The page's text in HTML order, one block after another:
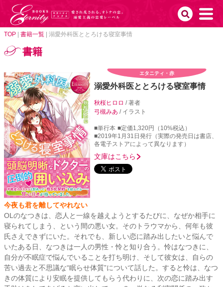
TOP 書籍一覧 溺愛外科医ととろける寝室事情
書籍
エタニティ・赤
溺愛外科医ととろける寝室事情
秋桜ヒロロ/ 著者
弓槻みあ / イラスト
■単行本 ■定価1,320円（10%税込）
■2019年1月31日発行（実際の発売日は書店、
各電子ストアによって異なります）
文庫はこちら
今夜も君を離してやれない
OLのなつきは、恋人と一線を越えようとするたびに、なぜか相手に
寝られてしまう、という間の悪い女。そのトラウマから、何年も彼
氏さえできずにいた。それでも、新しい恋に踏み出したいと悩んで
いたある日、なつきは一人の男性・怜と知り合う。怜はなつきに、
自分が不眠症で悩んでいることを打ち明け、そして彼女は、自らの
苦い過去と不思議な“眠らせ体質”について話した。すると怜は、なつ
きの体質により安眠を提供してもらう代わりに、次の恋に踏み出す